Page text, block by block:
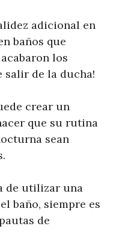
adicional en
baños que
los
salir de la ducha!
crear un
que su rutina
sean
de utilizar una
baño, siempre es
de